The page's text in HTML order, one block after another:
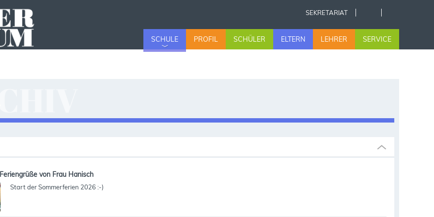
SEKRETARIAT
SCHULE PROFIL SCHÜLER ELTERN LEHRER SERVICE
Feriengrüße von Frau Hanisch
Start der Sommerferien 2026 :-)